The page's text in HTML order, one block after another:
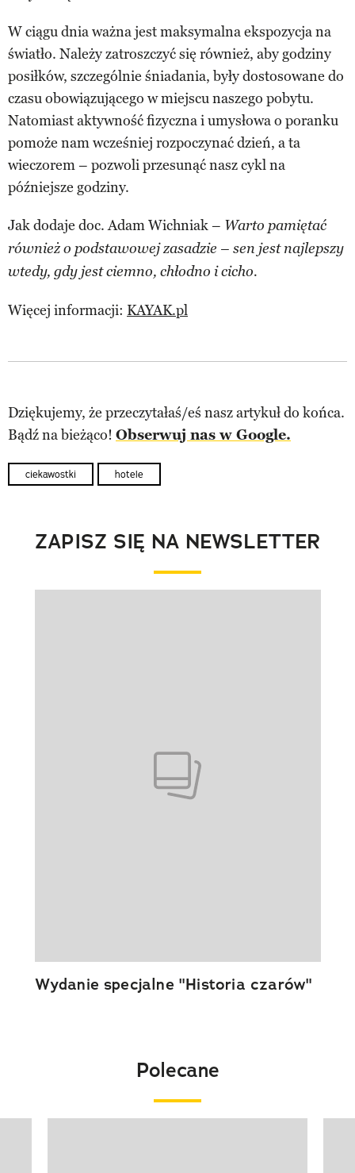
W ciągu dnia ważna jest maksymalna ekspozycja na
światło. Należy zatroszczyć się również, aby godziny
posiłków, szczególnie śniadania, były dostosowane do
czasu obowiązującego w miejscu naszego pobytu.
Natomiast aktywność fizyczna i umysłowa o poranku
pomoże nam wcześniej rozpoczynać dzień, a ta
wieczorem – pozwoli przesunąć nasz cykl na
późniejsze godziny.
Jak dodaje doc. Adam Wichniak – Warto pamiętać
również o podstawowej zasadzie – sen jest najlepszy
wtedy, gdy jest ciemno, chłodno i cicho.
Więcej informacji: KAYAK.pl
Dziękujemy, że przeczytałaś/eś nasz artykuł do końca.
Bądź na bieżąco! Obserwuj nas w Google.
ciekawostki hotele
ZAPISZ SIĘ NA NEWSLETTER
Wydanie specjalne "Historia czarów"
Polecane